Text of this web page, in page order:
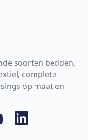
soorten bedden,
complete
op maat en
LinkedIn